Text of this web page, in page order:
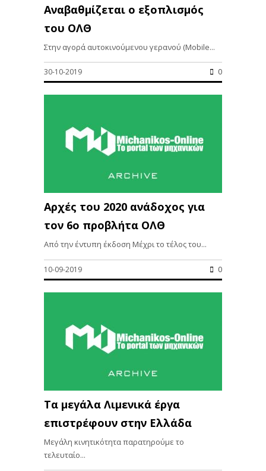
Αναβαθμίζεται ο εξοπλισμός
του ΟΛΘ
Στην αγορά αυτοκινούμενου γερανού (Mobile...
30-10-2019 0
Αρχές του 2020 ανάδοχος για
τον 6ο προβλήτα ΟΛΘ
Από την έντυπη έκδοση Μέχρι το τέλος του...
10-09-2019 0
Τα μεγάλα Λιμενικά έργα
επιστρέφουν στην Ελλάδα
Μεγάλη κινητικότητα παρατηρούμε το
τελευταίο...